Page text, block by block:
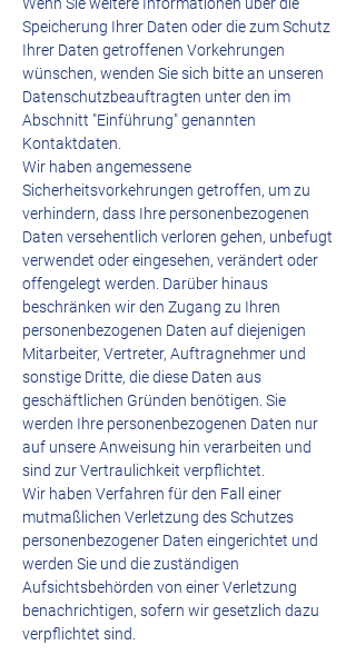
Speicherung Ihrer Daten oder die zum Schutz
Ihrer Daten getroffenen Vorkehrungen
wünschen, wenden Sie sich bitte an unseren
Datenschutzbeauftragten unter den im
Abschnitt "Einführung" genannten
Kontaktdaten.
Wir haben angemessene
Sicherheitsvorkehrungen getroffen, um zu
verhindern, dass Ihre personenbezogenen
Daten versehentlich verloren gehen, unbefugt
verwendet oder eingesehen, verändert oder
offengelegt werden. Darüber hinaus
beschränken wir den Zugang zu Ihren
personenbezogenen Daten auf diejenigen
Mitarbeiter, Vertreter, Auftragnehmer und
sonstige Dritte, die diese Daten aus
geschäftlichen Gründen benötigen. Sie
werden Ihre personenbezogenen Daten nur
auf unsere Anweisung hin verarbeiten und
sind zur Vertraulichkeit verpflichtet.
Wir haben Verfahren für den Fall einer
mutmaßlichen Verletzung des Schutzes
personenbezogener Daten eingerichtet und
werden Sie und die zuständigen
Aufsichtsbehörden von einer Verletzung
benachrichtigen, sofern wir gesetzlich dazu
verpflichtet sind.